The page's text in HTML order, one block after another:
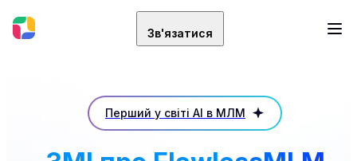
Зв'язатися
Перший у світі AI в МЛМ